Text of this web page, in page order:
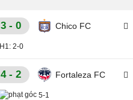
3 - 0 Chico FC
H1:2-0
4 - 2 Fortaleza FC
5-1